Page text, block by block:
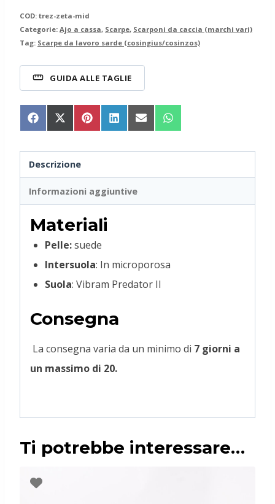
COD: trez-zeta-mid
Categorie: Ajo a cassa, Scarpe, Scarponi da caccia (marchi vari)
Tag: Scarpe da lavoro sarde (cosingius/cosinzos)
GUIDA ALLE TAGLIE
Share
on
Share
on
(Twitter)
Share
on
Share
on
Share
on
Share
on
Descrizione
Informazioni aggiuntive
Materiali
Pelle:suede
Intersuola: In microporosa
Suola: Vibram Predator II
Consegna
La consegna varia da un minimo di 7 giorni a
un massimo di 20.
Ti potrebbe interessare…